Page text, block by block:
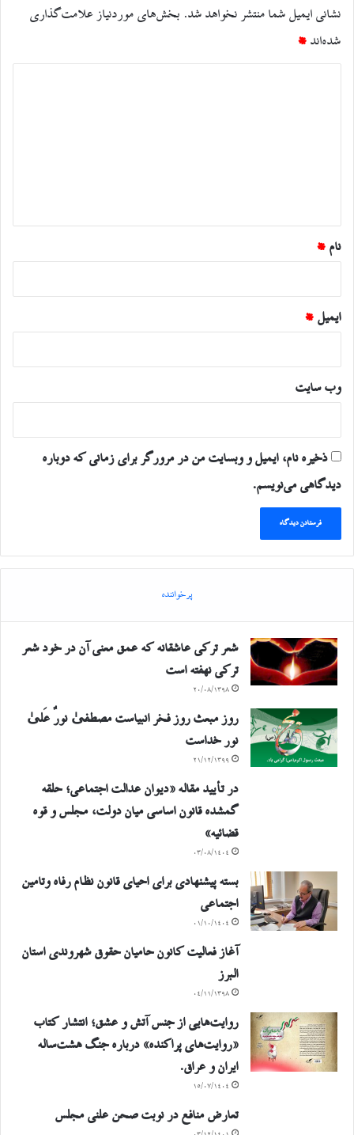
نشانی ایمیل شما منتشر نخواهد شد. بخش‌های موردنیاز علامت‌گذاری
شده‌اند *
نام *
ایمیل *
وب‌ سایت
ذخیره نام، ایمیل و وبسایت من در مرورگر برای زمانی که دوباره
دیدگاهی می‌نویسم.
پرخواننده
شعر ترکی عاشقانه که عمق معنی آن در خود شعر
ترکی نهفته است
۲۰/۰۸/۱۳۹۸
روز مبعث روز فخر انبیاست مصطفیٰ نورٌ عَلیٰ
نور خداست
۲۱/۱۲/۱۳۹۹
در تأیید مقاله «دیوان عدالت اجتماعی؛ حلقه
گمشده قانون اساسی میان دولت، مجلس و قوه
قضائیه»
۰۳/۰۸/۱۴۰۴
بسته پیشنهادی برای احیای قانون نظام رفاه وتامین
اجتماعی
۰۱/۱۰/۱۴۰۴
آغاز فعالیت کانون حامیان حقوق شهروندی استان
البرز
۰۴/۱۱/۱۳۹۸
روایت‌هایی از جنس آتش و عشق؛ انتشار کتاب
«روایت‌های پراکنده» درباره جنگ هشت‌ساله
ایران و عراق.
۱۵/۰۷/۱۴۰۴
تعارض منافع در نوبت صحن علنی مجلس